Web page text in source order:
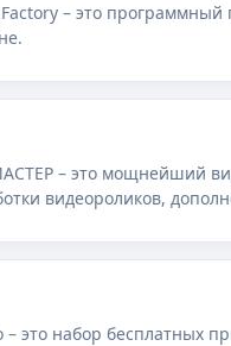
– это программный
– это мощнейший
видеороликов,
– это набор бесплатных